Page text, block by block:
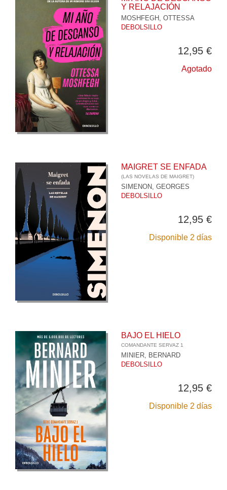
Y RELAJACIÓN
MOSHFEGH, OTTESSA
DEBOLSILLO
12,95 €
Agotado
MAIGRET SE ENFADA
(LAS NOVELAS DE MAIGRET)
SIMENON, GEORGES
DEBOLSILLO
12,95 €
Disponible 2 días
BAJO EL HIELO
COMANDANTE SERVAZ 1
MINIER, BERNARD
DEBOLSILLO
12,95 €
Disponible 2 días